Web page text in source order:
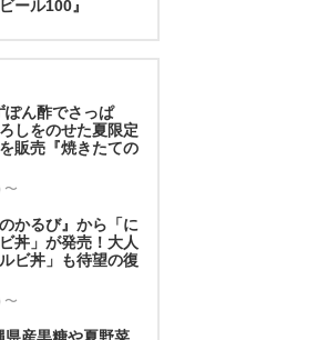
ール100』
ぽん酢でさっぱ
しをのせた夏限定
販売『焼きたての
〜
かるび』から「に
丼」が発売！大人
ビ丼」も待望の復
〜
県産黒糖や夏野菜